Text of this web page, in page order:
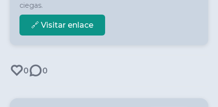
ciegas.
🔗 Visitar enlace
0 0